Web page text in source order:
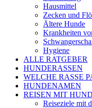
Hausmittel
Zecken und
Ältere Hunde
Krankheiten
Hygiene
ALLE RATGEBER
HUNDERASSEN
WELCHE RASSE
HUNDENAMEN
REISEN MIT HUND
Reiseziele mit